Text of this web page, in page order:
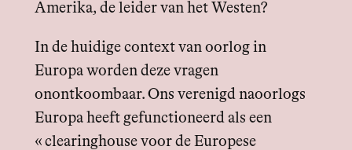
Amerika, de leider van het Westen?
In de huidige context van oorlog in
Europa worden deze vragen
onontkoombaar. Ons verenigd naoorlogs
Europa heeft gefunctioneerd als een
« clearinghouse voor de Europese